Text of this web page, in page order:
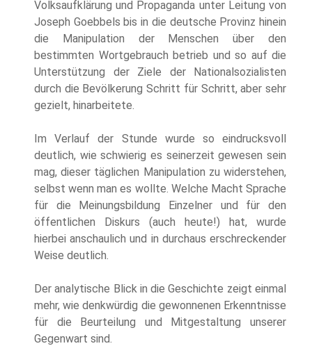
Volksaufklärung und Propaganda unter Leitung von
Joseph Goebbels bis in die deutsche Provinz hinein
die Manipulation der Menschen über den
bestimmten Wortgebrauch betrieb und so auf die
Unterstützung der Ziele der Nationalsozialisten
durch die Bevölkerung Schritt für Schritt, aber sehr
gezielt, hinarbeitete.
Im Verlauf der Stunde wurde so eindrucksvoll
deutlich, wie schwierig es seinerzeit gewesen sein
mag, dieser täglichen Manipulation zu widerstehen,
selbst wenn man es wollte. Welche Macht Sprache
für die Meinungsbildung Einzelner und für den
öffentlichen Diskurs (auch heute!) hat, wurde
hierbei anschaulich und in durchaus erschreckender
Weise deutlich.
Der analytische Blick in die Geschichte zeigt einmal
mehr, wie denkwürdig die gewonnenen Erkenntnisse
für die Beurteilung und Mitgestaltung unserer
Gegenwart sind.